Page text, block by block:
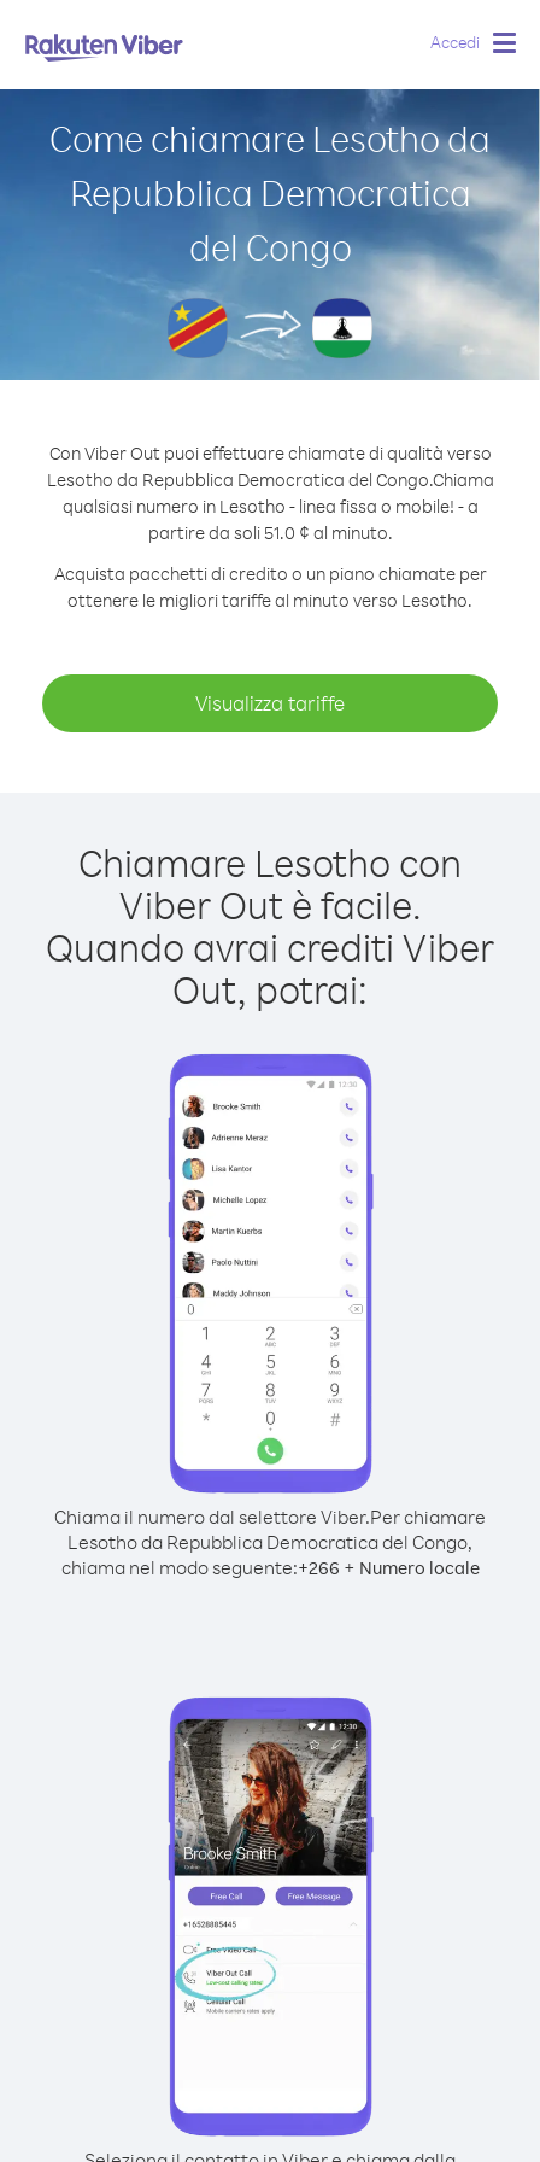
Accedi
Come chiamare Lesotho da
Repubblica Democratica
del Congo
Con Viber Out puoi effettuare chiamate di qualità verso
Lesotho da Repubblica Democratica del Congo.Chiama
qualsiasi numero in Lesotho - linea fissa o mobile! - a
partire da soli 51.0 ¢ al minuto.
Acquista pacchetti di credito o un piano chiamate per
ottenere le migliori tariffe al minuto verso Lesotho.
Visualizza tariffe
Chiamare Lesotho con
Viber Out è facile.
Quando avrai crediti Viber
Out, potrai:
Chiama il numero dal selettore Viber.Per chiamare
Lesotho da Repubblica Democratica del Congo,
chiama nel modo seguente:+266 + Numero locale